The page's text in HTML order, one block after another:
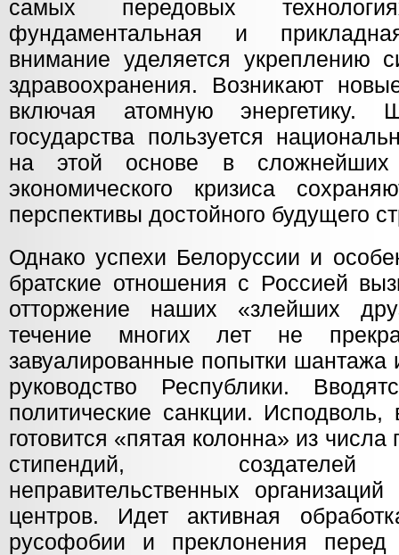
самых передовых
фундаментальная и
внимание уделяется укреплению
здравоохранения. Возникают
включая атомную энергетику.
государства пользуется
на этой основе в сложнейших
экономического кризиса
перспективы достойного будущего
Однако успехи Белоруссии и
братские отношения с Россией
отторжение наших «злейших
течение многих лет не
завуалированные попытки шантажа
руководство Республики.
политические санкции. Исподволь,
готовится «пятая колонна» из числа
стипендий, создателей
неправительственных
центров. Идет активная
русофобии и преклонения